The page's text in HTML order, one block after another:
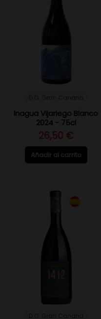
Inagua Vijariego Blanco
2024 - 75cl
26,50 €
Añadir al carrito